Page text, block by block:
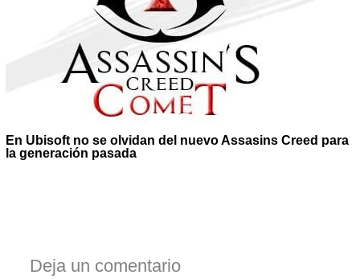
En Ubisoft no se olvidan del nuevo Assasins Creed para
la generación pasada
Deja un comentario